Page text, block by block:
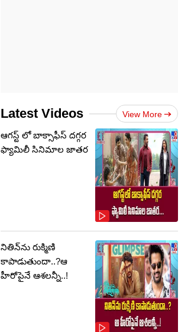
Latest Videos View More
ఆగస్ట్ లో బాక్సాఫీస్ దగ్గర
ఫ్యామిలీ సినిమాల జాతర
నితిన్‌ను రుక్మిణి
కాపాడుతుందా..?ఆ
హీరోపైనే ఆశలన్నీ..!